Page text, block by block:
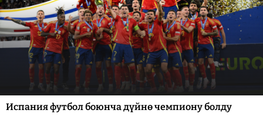
Испания футбол боюнча дүйнө чемпиону болду